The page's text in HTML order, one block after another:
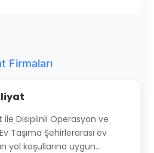
Firmaları
ile Disiplinli Operasyon ve
Taşıma Şehirlerarası ev
yol koşullarına uygun…